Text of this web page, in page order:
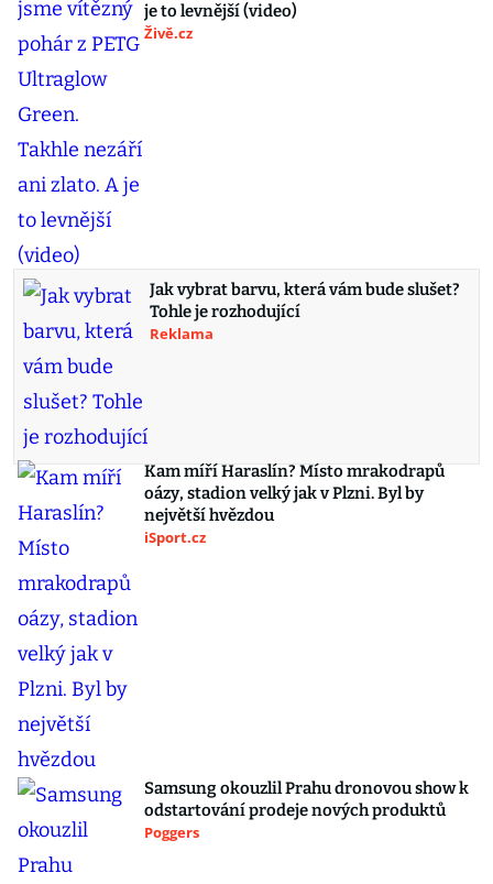
je to levnější (video)
Živě.cz
Jak vybrat barvu, která vám bude slušet?
Tohle je rozhodující
Reklama
Kam míří Haraslín? Místo mrakodrapů
oázy, stadion velký jak v Plzni. Byl by
největší hvězdou
iSport.cz
Samsung okouzlil Prahu dronovou show k
odstartování prodeje nových produktů
Poggers